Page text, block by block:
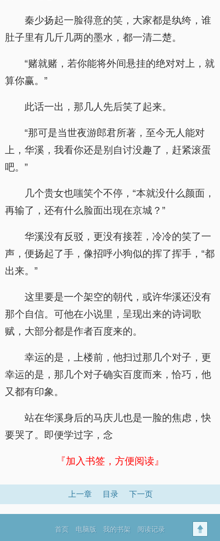
秦少扬起一脸得意的笑，大家都是纨绔，谁
肚子里有几斤几两的墨水，都一清二楚。
“赌就赌，若你能将外间悬挂的绝对对上，就
算你赢。”
此话一出，那几人先后笑了起来。
“那可是当世夜游郎君所著，至今无人能对
上，华溪，我看你还是别自讨没趣了，赶紧滚蛋
吧。”
几个贵女也嗤笑个不停，“本就没什么颜面，
再输了，还有什么脸面出现在京城？”
华溪没有反驳，更没有接茬，冷冷的笑了一
声，便扬起了手，像招呼小狗似的挥了挥手，“都
出来。”
这里要是一个架空的朝代，或许华溪还没有
那个自信。可他在小说里，呈现出来的诗词歌
赋，大部分都是作者百度来的。
幸运的是，上楼前，他扫过那几个对子，更
幸运的是，那几个对子确实百度而来，恰巧，他
又都有印象。
站在华溪身后的马庆儿也是一脸的焦虑，快
要哭了。即便学过字，念
『加入书签，方便阅读』
上一章 目录 下一页
首页 电脑版 我的书架 阅读记录